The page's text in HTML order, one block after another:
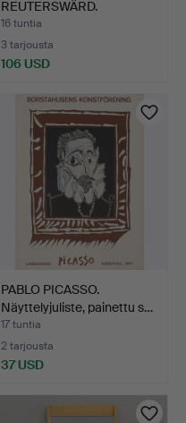
REUTERSWÄRD.
Värilitografia, …
16 tuntia
3 tarjousta
106 USD
PABLO PICASSO.
Näyttelyjuliste, painettu s…
17 tuntia
2 tarjousta
37 USD